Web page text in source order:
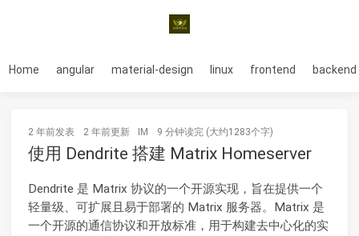
Home angular material-design linux frontend backend
2 年前发表 2 年前更新 IM 9 分钟读完 (大约1283个字)
使用 Dendrite 搭建 Matrix Homeserver
Dendrite 是 Matrix 协议的一个开源实现，旨在提供一个
轻量级、可扩展且易于部署的 Matrix 服务器。Matrix 是
一个开源的通信协议和开放标准，用于构建去中心化的实